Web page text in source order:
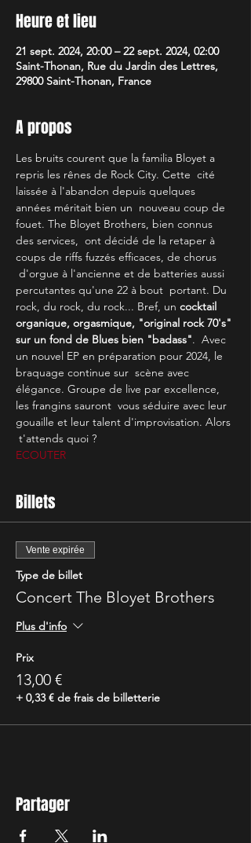
Heure et lieu
21 sept. 2024, 20:00 – 22 sept. 2024, 02:00
Saint-Thonan, Rue du Jardin des Lettres,
29800 Saint-Thonan, France
A propos
Les bruits courent que la familia Bloyet a
repris les rênes de Rock City. Cette  cité
laissée à l'abandon depuis quelques
années méritait bien un  nouveau coup de
fouet. The Bloyet Brothers, bien connus
des services,  ont décidé de la retaper à
coups de riffs fuzzés efficaces, de chorus
d'orgue à l'ancienne et de batteries aussi
percutantes qu'une 22 à bout  portant. Du
rock, du rock, du rock... Bref, un cocktail
organique, orgasmique, "original rock 70's"
sur un fond de Blues bien "badass".  Avec
un nouvel EP en préparation pour 2024, le
braquage continue sur  scène avec
élégance. Groupe de live par excellence,
les frangins sauront  vous séduire avec leur
gouaille et leur talent d'improvisation. Alors
t'attends quoi ?
ECOUTER
Billets
Vente expirée
Type de billet
Concert The Bloyet Brothers
Plus d'info
Prix
13,00 €
+ 0,33 € de frais de billetterie
Partager